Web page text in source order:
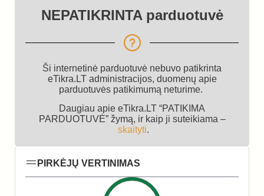
NEPATIKRINTA parduotuvė
Ši internetinė parduotuvė nebuvo patikrinta
eTikra.LT administracijos, duomenų apie
parduotuvės patikimumą neturime.
Daugiau apie eTikra.LT “PATIKIMA
PARDUOTUVĖ” žymą, ir kaip ji suteikiama –
skaityti.
PIRKĖJŲ VERTINIMAS